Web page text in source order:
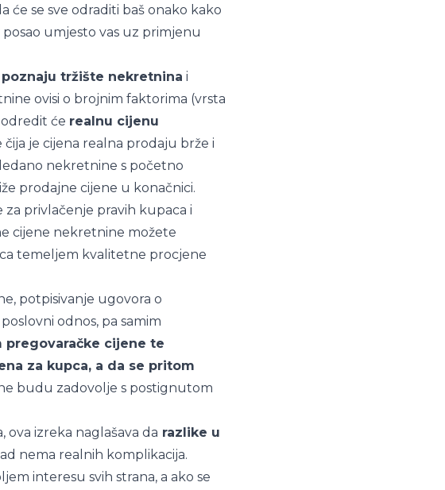
će se sve odraditi baš onako kako
umjesto vas uz primjenu
poznaju tržište nekretnina i
ovisi o brojnim faktorima (vrsta
će realnu cijenu
je cijena realna prodaju brže i
nekretnine s početno
prodajne cijene u konačnici.
privlačenje pravih kupaca i
cijene nekretnine možete
temeljem kvalitetne procjene
potpisivanje ugovora o
odnos, pa samim
pregovaračke cijene te
za kupca, a da se pritom
budu zadovolje s postignutom
izreka naglašava da razlike u
nema realnih komplikacija.
interesu svih strana, a ako se